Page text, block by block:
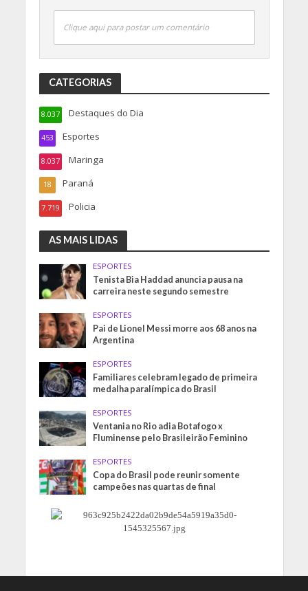
Clique aqui para postar um comentário
CATEGORIAS
Destaques do Dia
8.037
Esportes
453
Maringa
8.037
Paraná
18
Policia
7.719
AS MAIS LIDAS
ESPORTES
Tenista Bia Haddad anuncia pausa na
carreira neste segundo semestre
ESPORTES
Pai de Lionel Messi morre aos 68 anos na
Argentina
ESPORTES
Familiares celebram legado de primeira
medalha paralímpica do Brasil
ESPORTES
Ventania no Rio adia Botafogo x
Fluminense pelo Brasileirão Feminino
ESPORTES
Copa do Brasil pode reunir somente
campeões nas quartas de final